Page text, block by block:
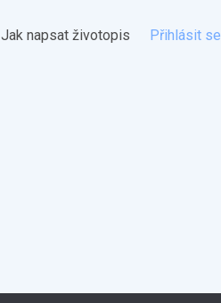
Jak napsat životopis Přihlásit se